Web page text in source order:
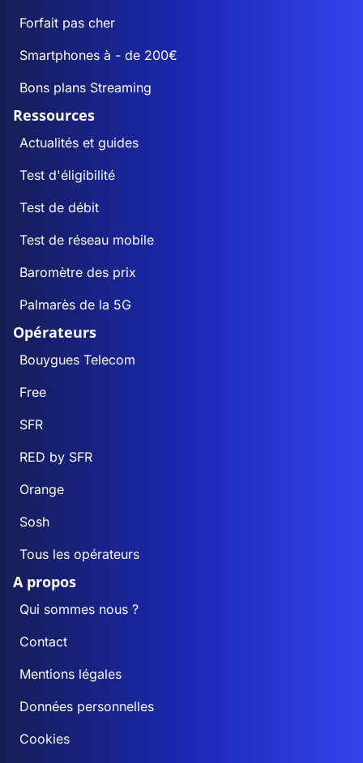
Forfait pas cher
Smartphones à - de 200€
Bons plans Streaming
Ressources
Actualités et guides
Test d'éligibilité
Test de débit
Test de réseau mobile
Baromètre des prix
Palmarès de la 5G
Opérateurs
Bouygues Telecom
Free
SFR
RED by SFR
Orange
Sosh
Tous les opérateurs
A propos
Qui sommes nous ?
Contact
Mentions légales
Données personnelles
Cookies